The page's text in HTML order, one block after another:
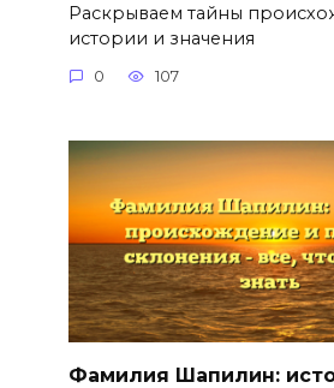
Раскрываем тайны
истории и значения
0 107
Фамилия Шапилин: